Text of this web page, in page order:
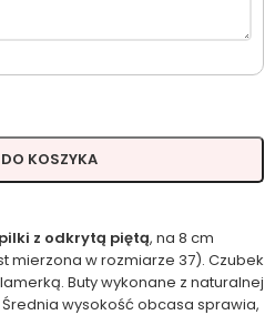
KOSZYKA
z odkrytą piętą, na 8 cm
w rozmiarze 37). Czubek
Buty wykonane z naturalnej
wysokość obcasa sprawia,